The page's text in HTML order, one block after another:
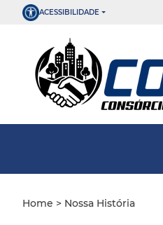
ACESSIBILIDADE
Home > Nossa História